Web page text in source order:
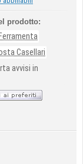
prodotto:
Ferramenta
Casellari
avvisi in